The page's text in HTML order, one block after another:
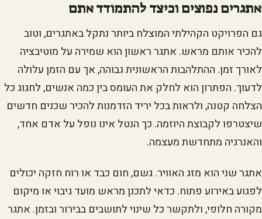
אתגרים נפוצים וכיצד להתמודד אתם
גם הפרויקט הקהילתי המוצלח ביותר נתקל באתגרים, וטוב
להכיר אותם מראש. אתגר ראשון הוא שמירה על מוטיבציה
לאורך זמן. ההתלהבות הראשונית גבוהה, אך עם הזמן עלולה
לדעוך. הפתרון הוא לחלק את העומס בין כמה אנשים, לחגוג כל
הצלחה קטנה, ולראות בכל יריד הזדמנות להכיר שכנים חדשים
שיצטרפו לקבוצת היוזמה. כך הנטל אינו נופל על אדם אחד,
והאנרגיה מתחדשת מעצמה.
אתגר שני הוא מזג האוויר. גשם, חום כבד או רוח חזקה יכולים
לפגוע באירוע פתוח. כדאי לתכנן מראש מועד גיבוי או מיקום
מקורה חלופי, ולתקשר כל שינוי לתושבים בבירור ובזמן. אתגר